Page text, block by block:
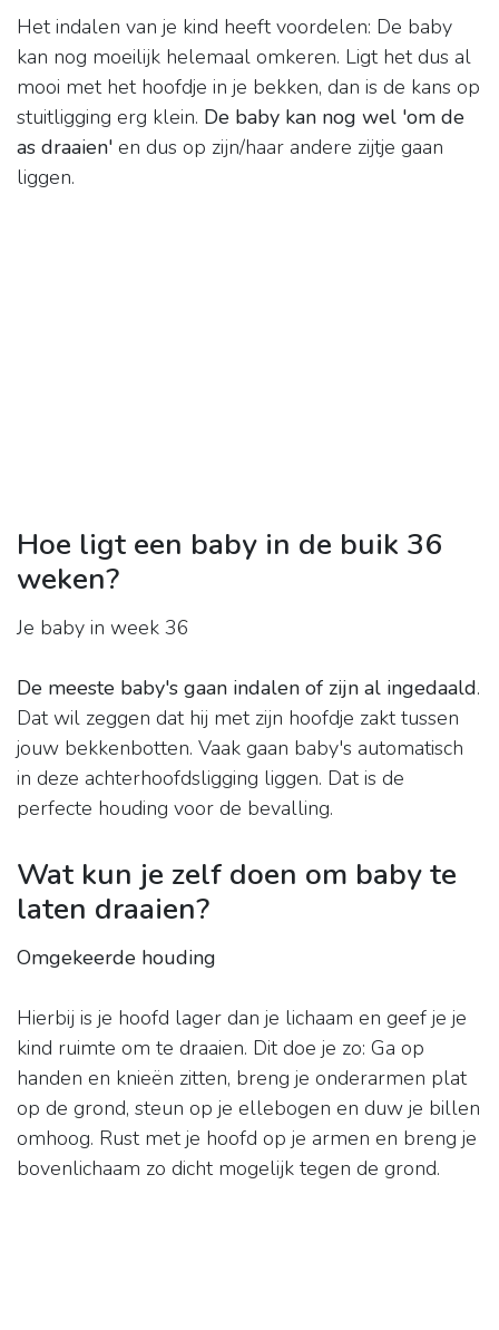
Het indalen van je kind heeft voordelen: De baby
kan nog moeilijk helemaal omkeren. Ligt het dus al
mooi met het hoofdje in je bekken, dan is de kans op
stuitligging erg klein. De baby kan nog wel 'om de
as draaien' en dus op zijn/haar andere zijtje gaan
liggen.
Hoe ligt een baby in de buik 36
weken?
Je baby in week 36
De meeste baby's gaan indalen of zijn al ingedaald.
Dat wil zeggen dat hij met zijn hoofdje zakt tussen
jouw bekkenbotten. Vaak gaan baby's automatisch
in deze achterhoofdsligging liggen. Dat is de
perfecte houding voor de bevalling.
Wat kun je zelf doen om baby te
laten draaien?
Omgekeerde houding
Hierbij is je hoofd lager dan je lichaam en geef je je
kind ruimte om te draaien. Dit doe je zo: Ga op
handen en knieën zitten, breng je onderarmen plat
op de grond, steun op je ellebogen en duw je billen
omhoog. Rust met je hoofd op je armen en breng je
bovenlichaam zo dicht mogelijk tegen de grond.